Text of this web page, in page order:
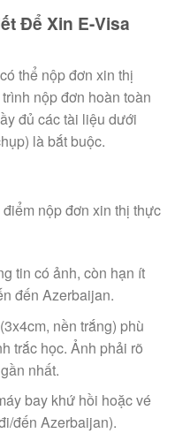
Để Xin E-Visa
thể nộp đơn xin thị
nộp đơn hoàn toàn
đủ các tài liệu dưới
là bắt buộc.
nộp đơn xin thị thực
tin có ảnh, còn hạn ít
đến Azerbaijan.
nền trắng) phù
trắc học. Ảnh phải rõ
nhất.
bay khứ hồi hoặc vé
đến Azerbaijan).